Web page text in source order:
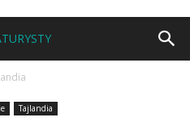
Tajlandia